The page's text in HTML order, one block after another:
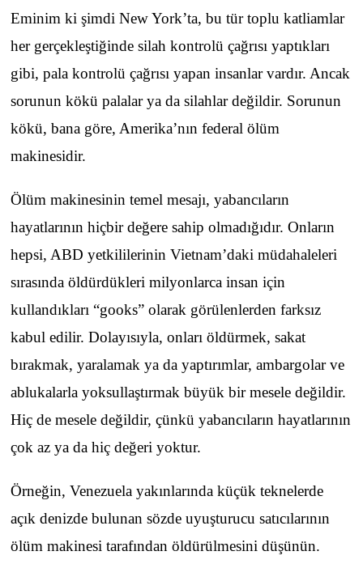
Eminim ki şimdi New York’ta, bu tür toplu katliamlar
her gerçekleştiğinde silah kontrolü çağrısı yaptıkları
gibi, pala kontrolü çağrısı yapan insanlar vardır. Ancak
sorunun kökü palalar ya da silahlar değildir. Sorunun
kökü, bana göre, Amerika’nın federal ölüm
makinesidir.
Ölüm makinesinin temel mesajı, yabancıların
hayatlarının hiçbir değere sahip olmadığıdır. Onların
hepsi, ABD yetkililerinin Vietnam’daki müdahaleleri
sırasında öldürdükleri milyonlarca insan için
kullandıkları “gooks” olarak görülenlerden farksız
kabul edilir. Dolayısıyla, onları öldürmek, sakat
bırakmak, yaralamak ya da yaptırımlar, ambargolar ve
ablukalarla yoksullaştırmak büyük bir mesele değildir.
Hiç de mesele değildir, çünkü yabancıların hayatlarının
çok az ya da hiç değeri yoktur.
Örneğin, Venezuela yakınlarında küçük teknelerde
açık denizde bulunan sözde uyuşturucu satıcılarının
ölüm makinesi tarafından öldürülmesini düşünün.